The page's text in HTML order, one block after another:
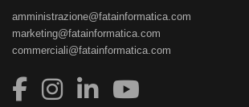
amministrazione@fatainformatica.com
marketing@fatainformatica.com
commerciali@fatainformatica.com